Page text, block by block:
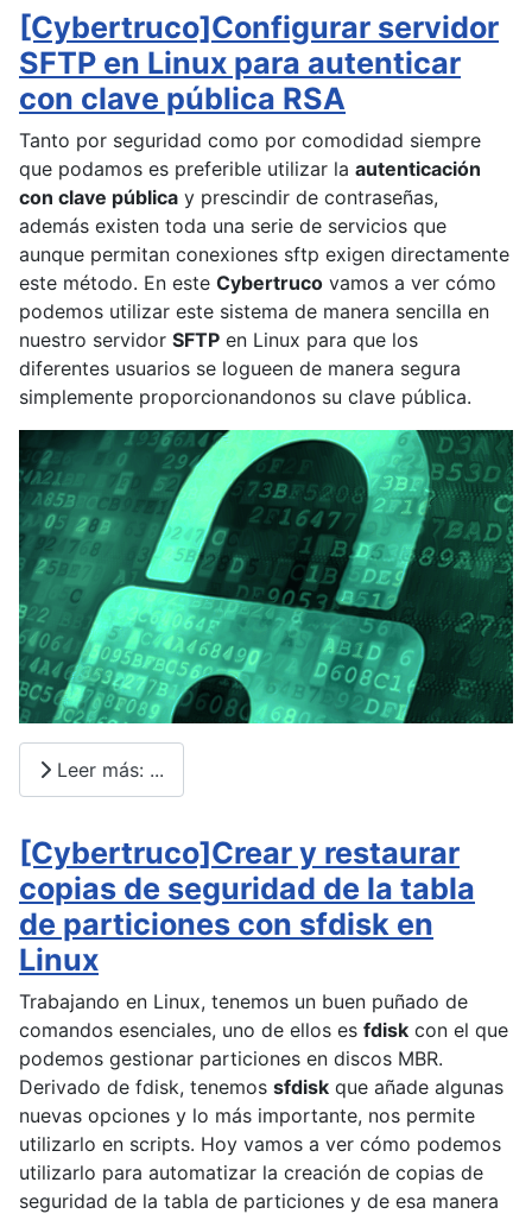
[Cybertruco]Configurar servidor
SFTP en Linux para autenticar
con clave pública RSA
Tanto por seguridad como por comodidad siempre
que podamos es preferible utilizar la autenticación
con clave pública y prescindir de contraseñas,
además existen toda una serie de servicios que
aunque permitan conexiones sftp exigen directamente
este método. En este Cybertruco vamos a ver cómo
podemos utilizar este sistema de manera sencilla en
nuestro servidor SFTP en Linux para que los
diferentes usuarios se logueen de manera segura
simplemente proporcionandonos su clave pública.
Leer más: ...
[Cybertruco]Crear y restaurar
copias de seguridad de la tabla
de particiones con sfdisk en
Linux
Trabajando en Linux, tenemos un buen puñado de
comandos esenciales, uno de ellos es fdisk con el que
podemos gestionar particiones en discos MBR.
Derivado de fdisk, tenemos sfdisk que añade algunas
nuevas opciones y lo más importante, nos permite
utilizarlo en scripts. Hoy vamos a ver cómo podemos
utilizarlo para automatizar la creación de copias de
seguridad de la tabla de particiones y de esa manera